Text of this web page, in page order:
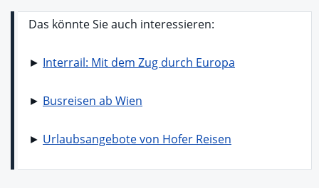
Das könnte Sie auch interessieren:
► Interrail: Mit dem Zug durch Europa
► Busreisen ab Wien
► Urlaubsangebote von Hofer Reisen